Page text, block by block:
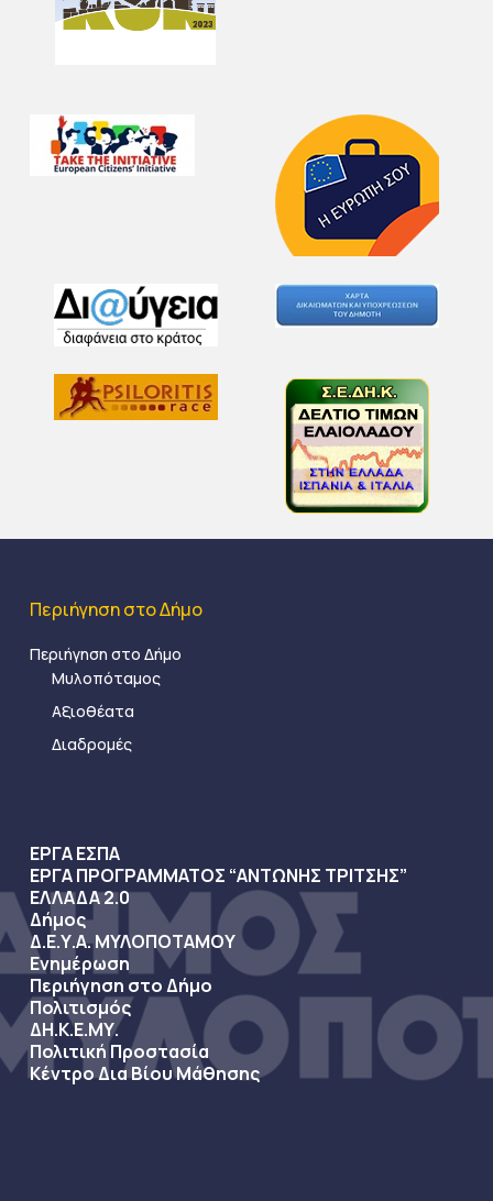
Περιήγηση στο Δήμο
Περιήγηση στο Δήμο
Μυλοπόταμος
Αξιοθέατα
Διαδρομές
ΕΡΓΑ ΕΣΠΑ
ΕΡΓΑ ΠΡΟΓΡΑΜΜΑΤΟΣ “ΑΝΤΩΝΗΣ ΤΡΙΤΣΗΣ”
ΕΛΛΑΔΑ 2.0
Δήμος
Δ.Ε.Υ.Α. ΜΥΛΟΠΟΤΑΜΟΥ
Ενημέρωση
Περιήγηση στο Δήμο
Πολιτισμός
ΔΗ.Κ.Ε.ΜΥ.
Πολιτική Προστασία
Κέντρο Δια Βίου Μάθησης